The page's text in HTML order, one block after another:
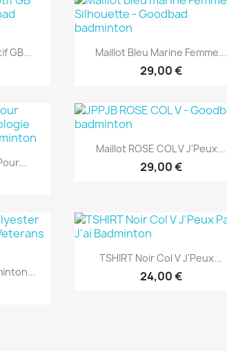
GB... Aperçu rapide
Maillot Bleu Marine Femme...
29,00 €
Aperçu rapide
Maillot ROSE COL V J'Peux...
29,00 €
Aperçu rapide
TSHIRT Noir Col V J'Peux...
24,00 €